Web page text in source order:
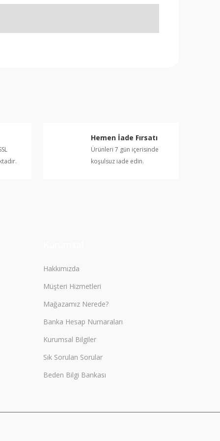
Hemen İade Fırsatı
Ürünleri 7 gün içerisinde
koşulsuz iade edin.
Hakkımızda
Müşteri Hizmetleri
Mağazamız Nerede?
Banka Hesap Numaraları
Kurumsal Bilgiler
Sık Sorulan Sorular
Beden Bilgi Bankası